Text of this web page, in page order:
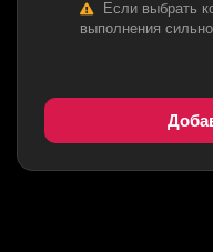
Если выбрать
выполнения